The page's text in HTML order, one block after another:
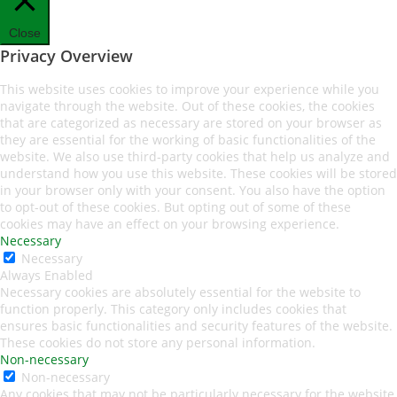
Close
Privacy Overview
This website uses cookies to improve your experience while you
navigate through the website. Out of these cookies, the cookies
that are categorized as necessary are stored on your browser as
they are essential for the working of basic functionalities of the
website. We also use third-party cookies that help us analyze and
understand how you use this website. These cookies will be stored
in your browser only with your consent. You also have the option
to opt-out of these cookies. But opting out of some of these
cookies may have an effect on your browsing experience.
Necessary
Necessary
Always Enabled
Necessary cookies are absolutely essential for the website to
function properly. This category only includes cookies that
ensures basic functionalities and security features of the website.
These cookies do not store any personal information.
Non-necessary
Non-necessary